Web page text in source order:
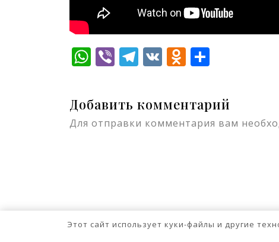
WhatsApp
ViberTelegram
VK
Добавить комментарий
Для отправки комментария вам
Этот сайт использует куки-файлы и другие